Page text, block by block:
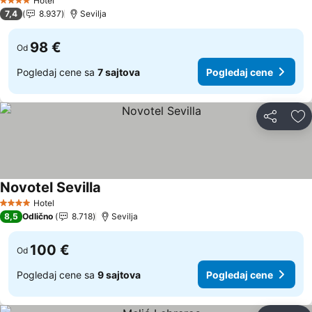
4 Zvezdice
7,4 8.937 Sevilja
Od 98 €
Pogledaj cene sa 7 sajtova Pogledaj cene
Deli
4 ZvezdiceHotel
Novotel Sevilla
8,5 Odlično 8.718 Sevilja
Od 100 €
Pogledaj cene sa 9 sajtova Pogledaj cene